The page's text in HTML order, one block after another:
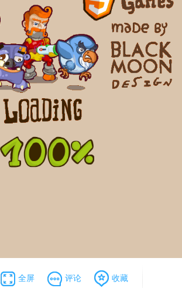
全屏 评论 收藏